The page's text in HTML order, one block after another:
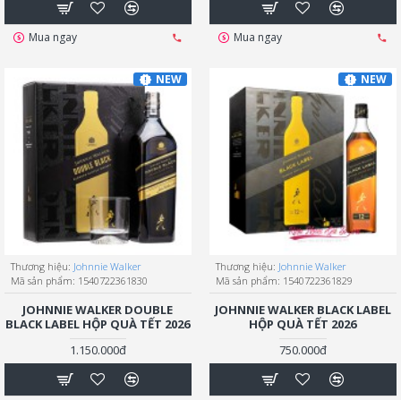
Mua ngay Mua ngay
NEW
Thương hiệu: Johnnie Walker
Mã sản phẩm: 1540722361830
JOHNNIE WALKER DOUBLE
BLACK LABEL HỘP QUÀ TẾT 2026
1.150.000đ
NEW
Thương hiệu: Johnnie Walker
Mã sản phẩm: 1540722361829
JOHNNIE WALKER BLACK LABEL
HỘP QUÀ TẾT 2026
750.000đ